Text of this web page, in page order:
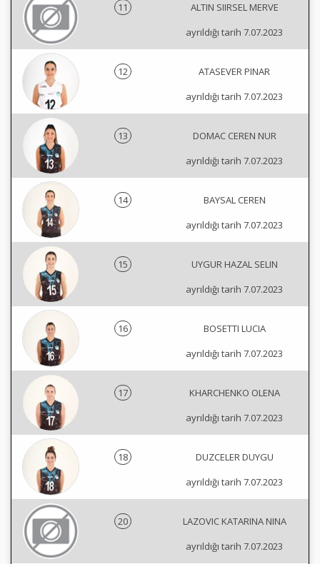
11
ALTIN SIIRSEL MERVE
ayrıldığı tarih 7.07.2023
12
ATASEVER PINAR
ayrıldığı tarih 7.07.2023
13
DOMAC CEREN NUR
ayrıldığı tarih 7.07.2023
14
BAYSAL CEREN
ayrıldığı tarih 7.07.2023
15
UYGUR HAZAL SELIN
ayrıldığı tarih 7.07.2023
16
BOSETTI LUCIA
ayrıldığı tarih 7.07.2023
17
KHARCHENKO OLENA
ayrıldığı tarih 7.07.2023
18
DUZCELER DUYGU
ayrıldığı tarih 7.07.2023
20
LAZOVIC KATARINA NINA
ayrıldığı tarih 7.07.2023